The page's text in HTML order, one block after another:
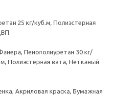
25 кг/куб.м, Полиэстерная
Пенополиуретан 30 кг/
Полиэстерная вата, Нетканый
Акриловая краска, Бумажная